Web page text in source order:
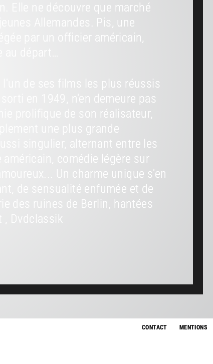
Elle ne découvre que marché
Allemandes. Pis, une
par un officier américain,
l'un de ses films les plus réussis
en 1949, n'en demeure pas
prolifique de son réalisateur,
une plus grande
singulier, alternant entre les
américain, comédie légère sur
Un charme unique s'en
de sensualité enfumée et de
des ruines de Berlin, hantées
, Dvdclassik
CONTACT MENTIONS